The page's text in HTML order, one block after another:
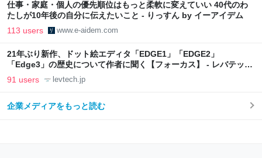
仕事・家庭・個人の優先順位はもっと柔軟に変えていい 40代のわ
たしが10年後の自分に伝えたいこと - りっすん by イーアイデム
113 users www.e-aidem.com
21年ぶり新作、ドット絵エディタ「EDGE1」「EDGE2」
「Edge3」の歴史について作者に聞く【フォーカス】 - レバテック
LAB
91 users levtech.jp
企業メディアをもっと読む